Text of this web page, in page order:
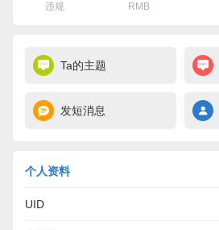
违规 RMB
Ta的主题
发短消息
个人资料
UID